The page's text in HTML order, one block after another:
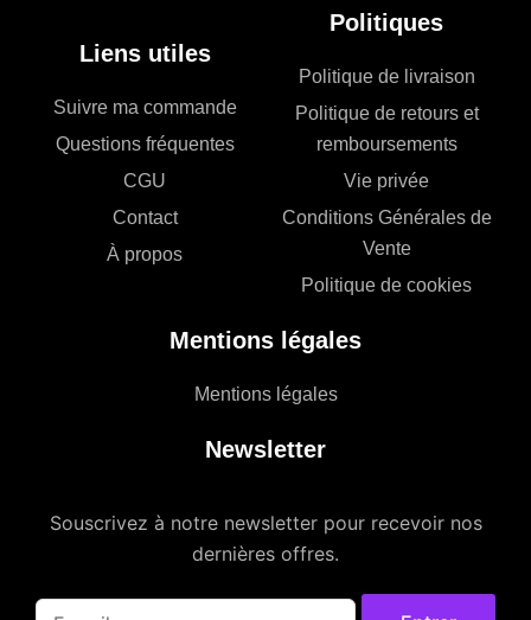
Liens utiles
Suivre ma commande
Questions fréquentes
CGU
Contact
À propos
Politiques
Politique de livraison
Politique de retours et
remboursements
Vie privée
Conditions Générales de
Vente
Politique de cookies
Mentions légales
Mentions légales
Newsletter
Souscrivez à notre newsletter pour recevoir nos
dernières offres.